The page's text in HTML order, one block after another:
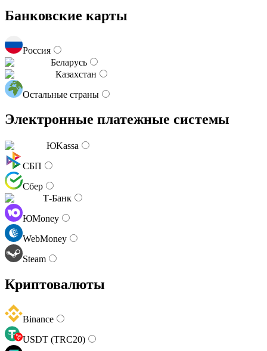
Банковские карты
Россия
Беларусь
Казахстан
Остальные страны
Электронные платежные системы
ЮKassa
СБП
Сбер
Т-Банк
ЮMoney
WebMoney
Steam
Криптовалюты
Binance
USDT (TRC20)